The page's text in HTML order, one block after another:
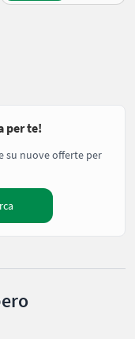
per te!
su nuove offerte per